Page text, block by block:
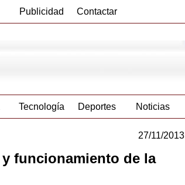
Publicidad Contactar
Tecnología Deportes Noticias
27/11/2013
funcionamiento de la